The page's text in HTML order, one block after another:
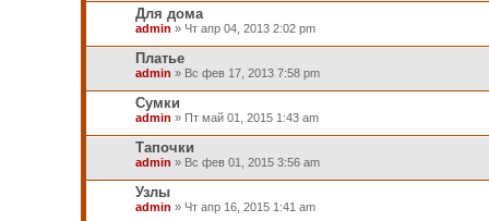
Для дома
admin » Чт апр 04, 2013 2:02 pm
Платье
admin » Вс фев 17, 2013 7:58 pm
Сумки
admin » Пт май 01, 2015 1:43 am
Тапочки
admin » Вс фев 01, 2015 3:56 am
Узлы
admin » Чт апр 16, 2015 1:41 am